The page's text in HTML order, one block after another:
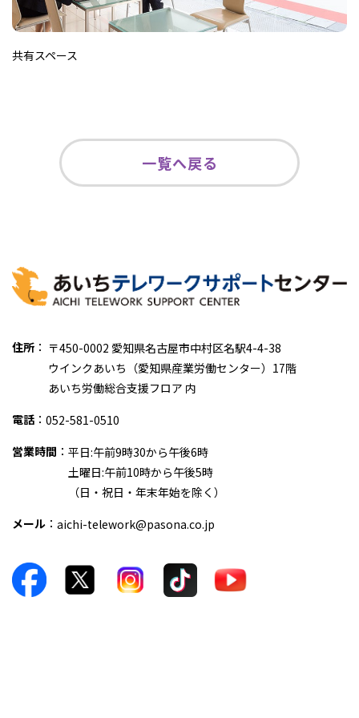
共有スペース
一覧へ戻る
住所 ： 〒450-0002 愛知県名古屋市中村区名駅4-4-38
ウインクあいち（愛知県産業労働センター）17階
あいち労働総合支援フロア 内
電話 ： 052-581-0510
営業時間 ： 平日:午前9時30から午後6時
土曜日:午前10時から午後5時
（日・祝日・年末年始を除く）
メール ： aichi-telework@pasona.co.jp